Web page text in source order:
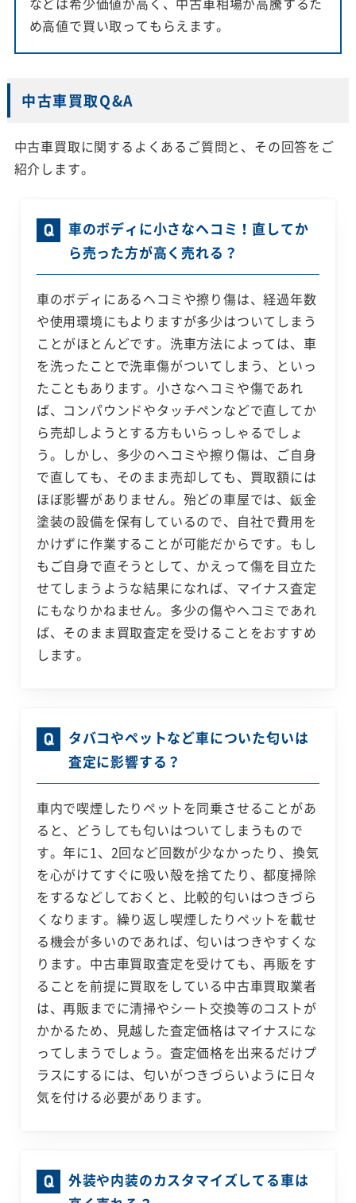
め高値で買い取ってもらえます。
中古車買取Q&A
中古車買取に関するよくあるご質問と、その回答をご
紹介します。
車のボディに小さなヘコミ！直してか
ら売った方が高く売れる？
車のボディにあるヘコミや擦り傷は、経過年数
や使用環境にもよりますが多少はついてしまう
ことがほとんどです。洗車方法によっては、車
を洗ったことで洗車傷がついてしまう、といっ
たこともあります。小さなヘコミや傷であれ
ば、コンパウンドやタッチペンなどで直してか
ら売却しようとする方もいらっしゃるでしょ
う。しかし、多少のヘコミや擦り傷は、ご自身
で直しても、そのまま売却しても、買取額には
ほぼ影響がありません。殆どの車屋では、鈑金
塗装の設備を保有しているので、自社で費用を
かけずに作業することが可能だからです。もし
もご自身で直そうとして、かえって傷を目立た
せてしまうような結果になれば、マイナス査定
にもなりかねません。多少の傷やヘコミであれ
ば、そのまま買取査定を受けることをおすすめ
します。
タバコやペットなど車についた匂いは
査定に影響する？
車内で喫煙したりペットを同乗させることがあ
ると、どうしても匂いはついてしまうもので
す。年に1、2回など回数が少なかったり、換気
を心がけてすぐに吸い殻を捨てたり、都度掃除
をするなどしておくと、比較的匂いはつきづら
くなります。繰り返し喫煙したりペットを載せ
る機会が多いのであれば、匂いはつきやすくな
ります。中古車買取査定を受けても、再販をす
ることを前提に買取をしている中古車買取業者
は、再販までに清掃やシート交換等のコストが
かかるため、見越した査定価格はマイナスにな
ってしまうでしょう。査定価格を出来るだけプ
ラスにするには、匂いがつきづらいように日々
気を付ける必要があります。
外装や内装のカスタマイズしてる車は